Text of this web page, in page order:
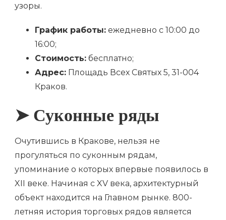
узоры.
График работы: ежедневно с 10:00 до
16:00;
Стоимость: бесплатно;
Адрес: Площадь Всех Святых 5, 31-004
Краков.
➤ Суконные ряды
Очутившись в Кракове, нельзя не
прогуляться по суконным рядам,
упоминание о которых впервые появилось в
XII веке. Начиная с XV века, архитектурный
объект находится на Главном рынке. 800-
летняя история торговых рядов является